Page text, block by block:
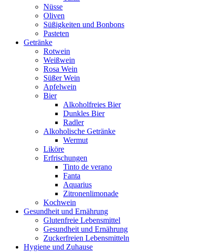
Nüsse
Oliven
Süßigkeiten und Bonbons
Pasteten
Getränke
Rotwein
Weißwein
Rosa Wein
Süßer Wein
Apfelwein
Bier
Alkoholfreies Bier
Dunkles Bier
Radler
Alkoholische Getränke
Wermut
Liköre
Erfrischungen
Tinto de verano
Fanta
Aquarius
Zitronenlimonade
Kochwein
Gesundheit und Ernährung
Glutenfreie Lebensmittel
Gesundheit und Ernährung
Zuckerfreien Lebensmitteln
Hygiene und Zuhause